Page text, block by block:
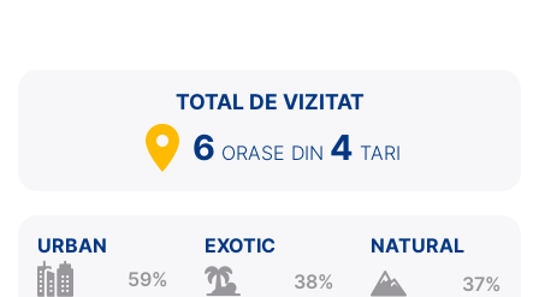
TOTAL DE VIZITAT
6 ORASE DIN 4 TARI
URBAN
59%
EXOTIC
38%
NATURAL
37%